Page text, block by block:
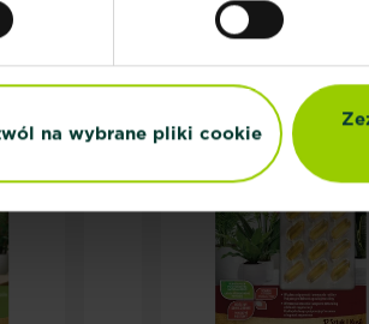
na wybrane pliki cookie
NOWOŚĆ